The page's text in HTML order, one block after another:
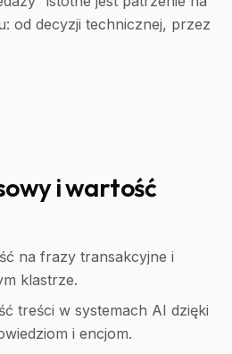
od decyzji technicznej, przez
i wartość
na frazy transakcyjne i
klastrze.
treści w systemach AI dzięki
i encjom.